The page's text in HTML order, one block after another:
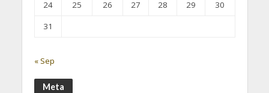
24
25 26 27 28 29
30
31
« Sep
Meta